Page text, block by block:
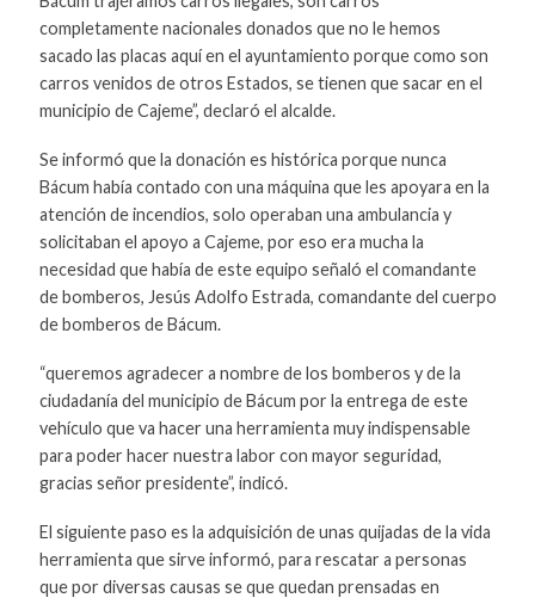
completamente nacionales donados que no le hemos
sacado las placas aquí en el ayuntamiento porque como son
carros venidos de otros Estados, se tienen que sacar en el
municipio de Cajeme”, declaró el alcalde.
Se informó que la donación es histórica porque nunca
Bácum había contado con una máquina que les apoyara en la
atención de incendios, solo operaban una ambulancia y
solicitaban el apoyo a Cajeme, por eso era mucha la
necesidad que había de este equipo señaló el comandante
de bomberos, Jesús Adolfo Estrada, comandante del cuerpo
de bomberos de Bácum.
“queremos agradecer a nombre de los bomberos y de la
ciudadanía del municipio de Bácum por la entrega de este
vehículo que va hacer una herramienta muy indispensable
para poder hacer nuestra labor con mayor seguridad,
gracias señor presidente”, indicó.
El siguiente paso es la adquisición de unas quijadas de la vida
herramienta que sirve informó, para rescatar a personas
que por diversas causas se que quedan prensadas en